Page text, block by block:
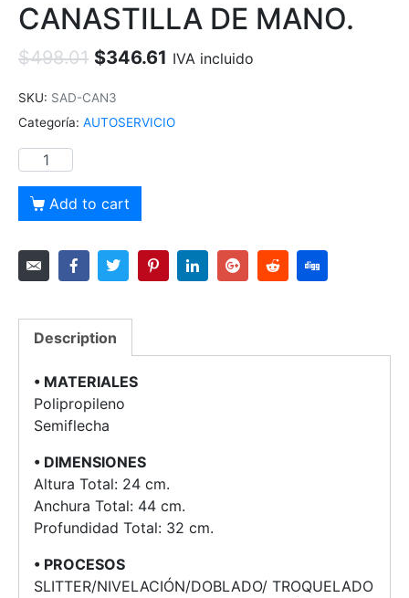
CANASTILLA DE MANO.
$498.01 $346.61 IVA incluido
SKU: SAD-CAN3
Categoría: AUTOSERVICIO
Add to cart
Description
• MATERIALES
Polipropileno
Semiflecha
• DIMENSIONES
Altura Total: 24 cm.
Anchura Total: 44 cm.
Profundidad Total: 32 cm.
• PROCESOS
SLITTER/NIVELACIÓN/DOBLADO/ TROQUELADO